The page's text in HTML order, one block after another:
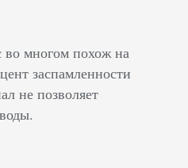
во многом похож на
заспамленности
не позволяет